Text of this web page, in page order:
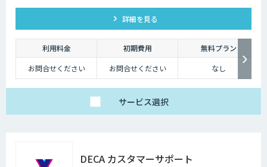
詳細を見る
利用料金 初期費用
無料プラン
お問合せください
お問合せください なし
サービス選択
DECA カスタマーサポート